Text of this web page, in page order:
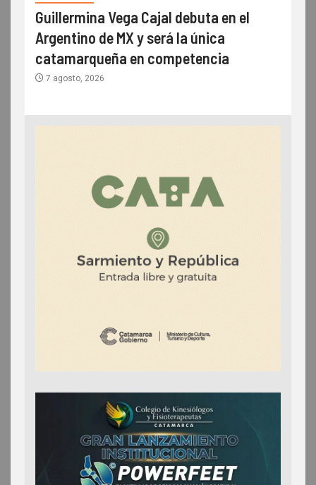
Guillermina Vega Cajal debuta en el
Argentino de MX y será la única
catamarqueña en competencia
7 agosto, 2026